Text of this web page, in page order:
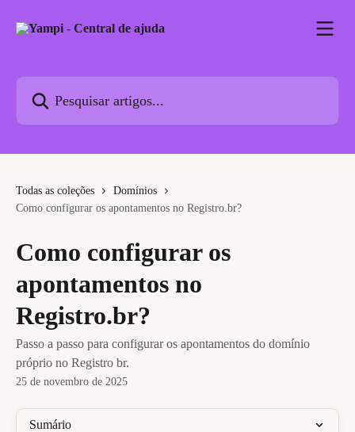
Todas as coleções
Domínios
Como configurar os apontamentos no Registro.br?
Como configurar os
apontamentos no
Registro.br?
Passo a passo para configurar os apontamentos do domínio
próprio no Registro br.
25 de novembro de 2025
Sumário